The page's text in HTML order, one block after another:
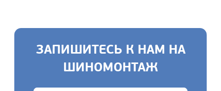
ЗАПИШИТЕСЬ К НАМ НА
ШИНОМОНТАЖ